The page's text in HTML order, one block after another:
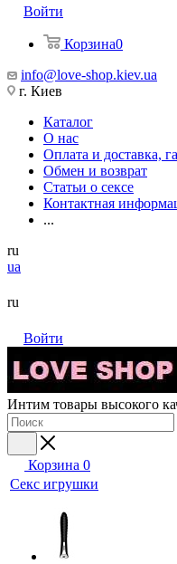
Войти
Корзина0
info@love-shop.kiev.ua
г. Киев
Каталог
О нас
Оплата и доставка,
Обмен и возврат
Статьи о сексе
Контактная
...
ru
ua
ru
Войти
Интим товары высокого
Корзина 0
Секс игрушки